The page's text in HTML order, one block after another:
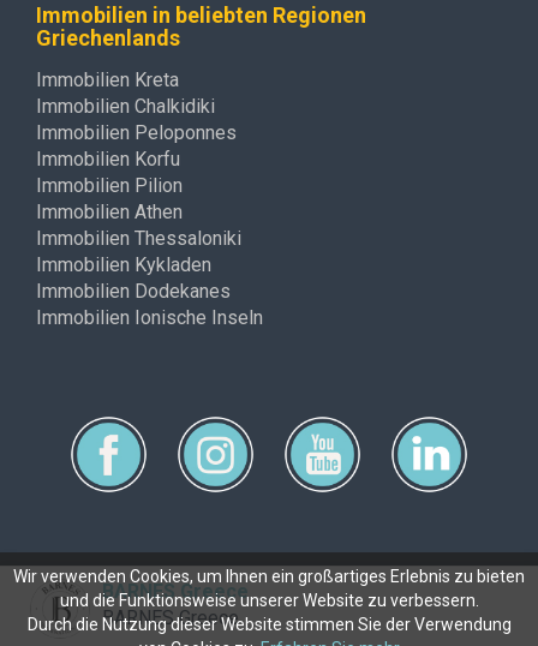
BARNES Greece
BARNES Greece
Immobilien in beliebten Regionen
Griechenlands
Immobilien Kreta
Immobilien Chalkidiki
Immobilien Peloponnes
Immobilien Korfu
Immobilien Pilion
Immobilien Athen
Immobilien Thessaloniki
Immobilien Kykladen
Immobilien Dodekanes
Immobilien Ionische Inseln
Copyright © ferimmo 2026
Wir verwenden Cookies, um Ihnen ein großartiges Erlebnis zu bieten
und die Funktionsweise unserer Website zu verbessern.
Durch die Nutzung dieser Website stimmen Sie der Verwendung